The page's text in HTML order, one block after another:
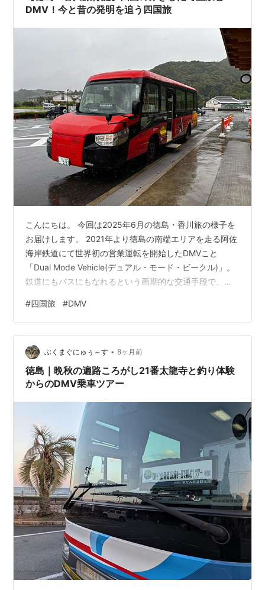
へ向かう…
DMV！今と昔の発明を追う四国旅
こんにちは。 今回は2025年6月の徳島・香川旅の様子を
お届けします。 2021年より徳島の南端エリアを走る阿佐
海岸鉄道にて世界初の営業運転を開始したDMVこと
「Dual Mode Vehicle(デュアル・モード・ビークル)」。
鉄道にもバスにもなれるという画期的な交通手段で、営
さを見せていました。ところが、開業から4年となりその
賑わいも収束、苦境に立たされつつあるというニュース
を目撃。ここいらで乗りに行って、ついでに徳島南部も
観光してこよう！と思い立った旅です。 そのついでに、
2025年に放送中の大河ドラマで主人公の人格形成に大き
ない影響を与…
#四国旅 #DMV
ぶくまぐにゅぅ～す • 8ヶ月前
徳島｜晩秋の遍路ころがし21番太龍寺と釣り体験
からのDMV乗車ツアー